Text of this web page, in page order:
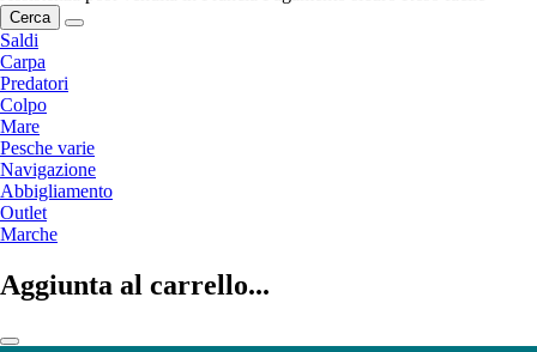
Cerca
Saldi
Carpa
Predatori
Colpo
Mare
Pesche varie
Navigazione
Abbigliamento
Outlet
Marche
Aggiunta al carrello...